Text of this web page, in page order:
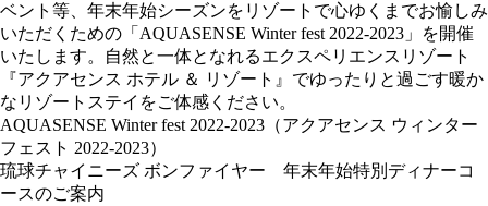
ベント等、年末年始シーズンをリゾートで心ゆくまでお愉しみ
いただくための「AQUASENSE Winter fest 2022-2023」を開催
いたします。自然と一体となれるエクスペリエンスリゾート
『アクアセンス ホテル ＆ リゾート』でゆったりと過ごす暖か
なリゾートステイをご体感ください。
AQUASENSE Winter fest 2022-2023（アクアセンス ウィンター
フェスト 2022-2023）
琉球チャイニーズ ボンファイヤー 年末年始特別ディナーコ
ースのご案内